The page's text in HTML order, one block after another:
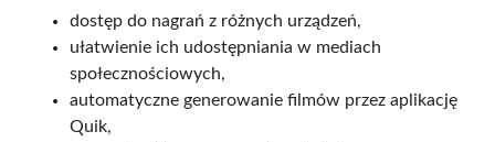
dostęp do nagrań z różnych urządzeń,
ułatwienie ich udostępniania w mediach
społecznościowych,
automatyczne generowanie filmów przez aplikację
Quik,